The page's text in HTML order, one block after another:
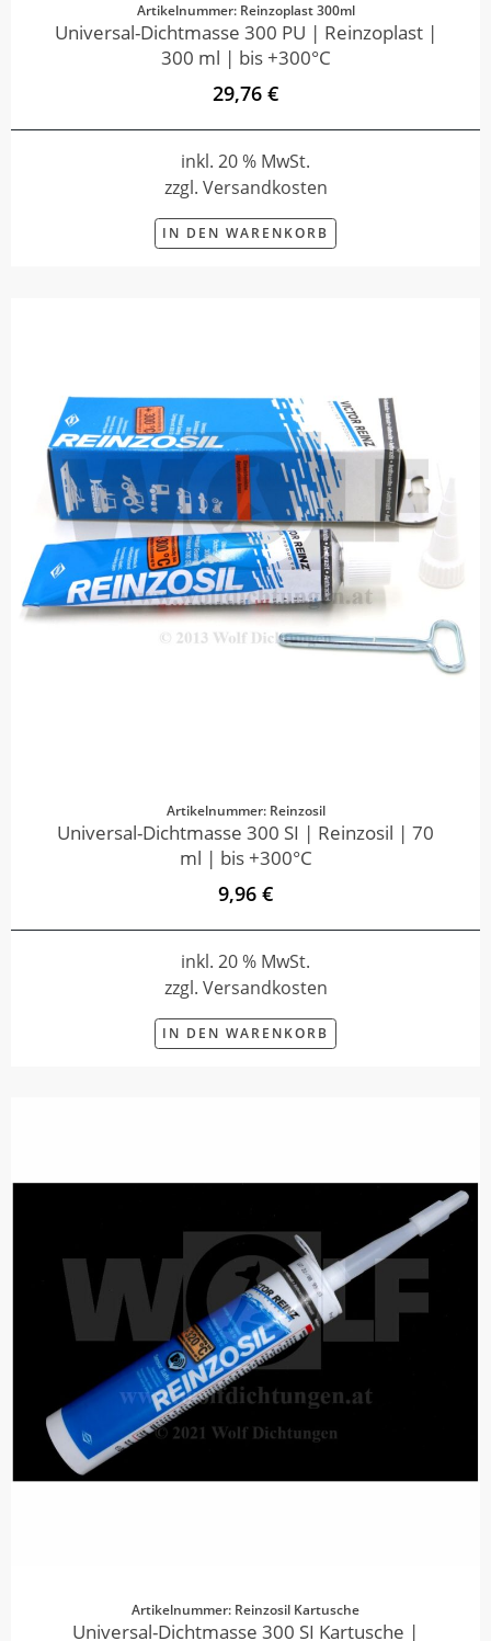
Artikelnummer: Reinzoplast 300ml
Universal-Dichtmasse 300 PU | Reinzoplast |
300 ml | bis +300°C
29,76 €
inkl. 20 % MwSt.
zzgl. Versandkosten
IN DEN WARENKORB
Artikelnummer: Reinzosil
Universal-Dichtmasse 300 SI | Reinzosil | 70
ml | bis +300°C
9,96 €
inkl. 20 % MwSt.
zzgl. Versandkosten
IN DEN WARENKORB
Artikelnummer: Reinzosil Kartusche
Universal-Dichtmasse 300 SI Kartusche |